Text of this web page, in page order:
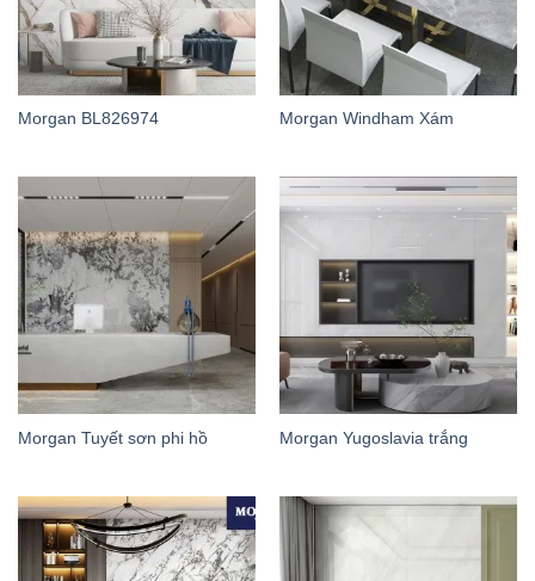
Morgan BL826974 Morgan Windham Xám
Morgan Tuyết sơn phi hồ Morgan Yugoslavia trắng